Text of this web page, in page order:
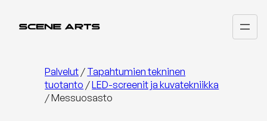
sisältöön
Palvelut / Tapahtumien tekninen
tuotanto /LED-screenit ja kuvatekniikka
/Messuosasto